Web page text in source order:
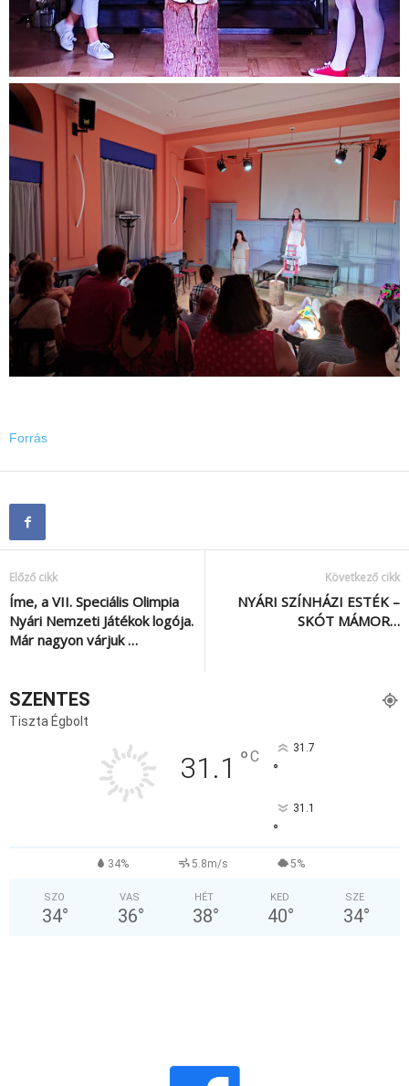
Forrás
Előző cikk
Íme, a VII. Speciális Olimpia
Nyári Nemzeti Játékok logója.
Már nagyon várjuk …
Következő cikk
NYÁRI SZÍNHÁZI ESTÉK –
SKÓT MÁMOR…
SZENTES
Tiszta Égbolt
31.1 °C 31.7
°
31.1
°
34% 5.8m/s 5%
SZO
34°
VAS
36°
HÉT
38°
KED
40°
SZE
34°